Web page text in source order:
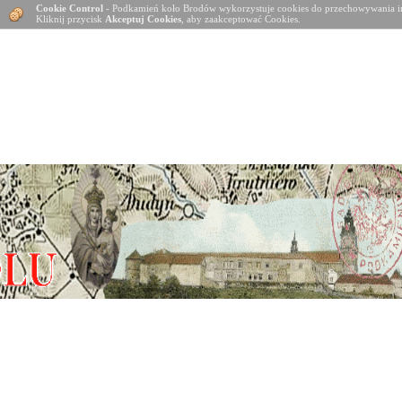
Cookie Control - Podkamień koło Brodów wykorzystuje cookies do
Kliknij przycisk Akceptuj Cookies , aby zaakceptować Cookies.